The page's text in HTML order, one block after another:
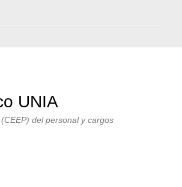
UNIA
del personal y cargos